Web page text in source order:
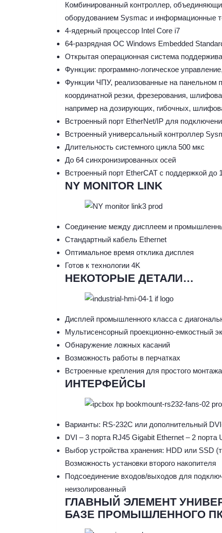
Комбинированный контроллер,
оборудованием Sysmac и информационные
4-ядерный процессор Intel Core i7
64-разрядная ОС Windows Embedded
Открытая операционная система
Функции: программно-логическое
Функции ЧПУ, реализованные на
координатной резки, фрезерования,
например на дозирующих, гибочных,
Встроенный порт EtherNet/IP для
Встроенный универсальный контроллер
Длительность системного цикла 500 мкс
До 64 синхронизированных осей
Встроенный порт EtherCAT с поддержкой до
NY MONITOR LINK
Соединение между дисплеем и
Стандартный кабель Ethernet
Оптимальное время отклика дисплея
Готов к технологии 4K
НЕКОТОРЫЕ ДЕТАЛИ…
Дисплей промышленного класса с
Мультисенсорный проекционно-емкостный
Обнаружение ложных касаний
Возможность работы в перчатках
Встроенные крепления для простого монтажа
ИНТЕРФЕЙСЫ
Варианты: RS-232C или дополнительный
DVI – 3 порта RJ45 Gigabit Ethernet – 2 порта
Выбор устройства хранения: HDD или SSD
Возможность установки второго накопителя
Подсоединение входов/выходов для
неизолированный
ГЛАВНЫЙ ЭЛЕМЕНТ
БАЗЕ ПРОМЫШЛЕННОГО